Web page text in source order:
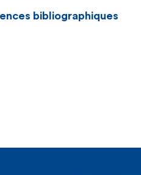
bibliographiques